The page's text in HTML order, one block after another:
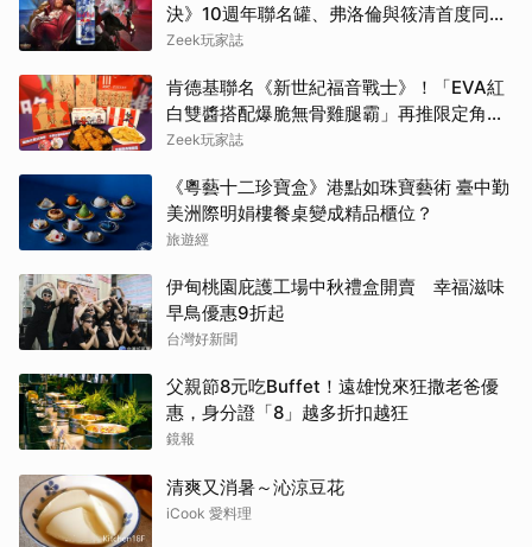
決》10週年聯名罐、弗洛倫與筱清首度同框
必收藏
Zeek玩家誌
肯德基聯名《新世紀福音戰士》！「EVA紅
白雙醬搭配爆脆無骨雞腿霸」再推限定角色
卡、周邊必搶收
Zeek玩家誌
《粵藝十二珍寶盒》港點如珠寶藝術 臺中勤
美洲際明娟樓餐桌變成精品櫃位？
旅遊經
伊甸桃園庇護工場中秋禮盒開賣 幸福滋味
早鳥優惠9折起
台灣好新聞
父親節8元吃Buffet！遠雄悅來狂撒老爸優
惠，身分證「8」越多折扣越狂
鏡報
清爽又消暑～沁涼豆花
iCook 愛料理